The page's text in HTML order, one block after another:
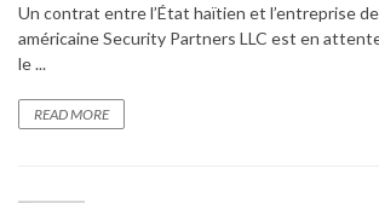
Un contrat entre l’État haïtien et l’entreprise
américaine Security Partners LLC est en
le ...
READ MORE